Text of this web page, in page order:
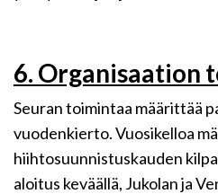
6. Organisaation
Seuran toimintaa määrittää
vuodenkierto. Vuosikelloa
hiihtosuunnistuskauden
aloitus keväällä, Jukolan ja